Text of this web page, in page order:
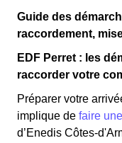
Guide des
raccordement,
EDF Perret : les
raccorder votre
Préparer votre
implique de faire
d’Enedis Côtes-